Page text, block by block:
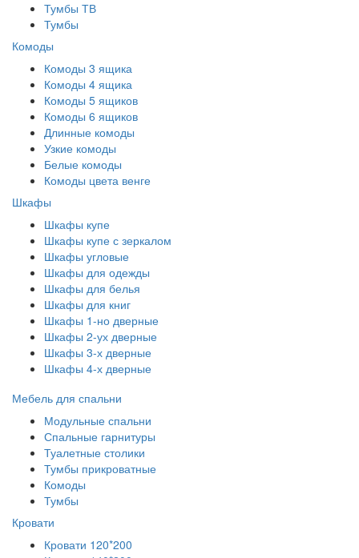
Тумбы ТВ
Тумбы
Комоды
Комоды 3 ящика
Комоды 4 ящика
Комоды 5 ящиков
Комоды 6 ящиков
Длинные комоды
Узкие комоды
Белые комоды
Комоды цвета венге
Шкафы
Шкафы купе
Шкафы купе с зеркалом
Шкафы угловые
Шкафы для одежды
Шкафы для белья
Шкафы для книг
Шкафы 1-но дверные
Шкафы 2-ух дверные
Шкафы 3-х дверные
Шкафы 4-х дверные
Мебель для спальни
Модульные спальни
Спальные гарнитуры
Туалетные столики
Тумбы прикроватные
Комоды
Тумбы
Кровати
Кровати 120*200